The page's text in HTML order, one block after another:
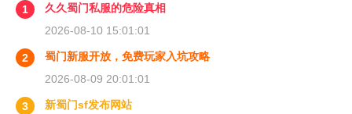
1
久久蜀门私服的危险真相
2026-08-10 15:01:01
2
蜀门新服开放，免费玩家入坑攻略
2026-08-09 20:01:01
3
新蜀门sf发布网站